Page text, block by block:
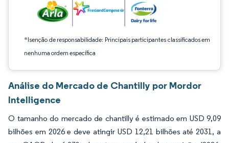
*Isenção de responsabilidade: Principais participantes classificados em
nenhuma ordem específica
Análise do Mercado de Chantilly por Mordor
Intelligence
O tamanho do mercado de chantilly é estimado em USD 9,09
bilhões em 2026 e deve atingir USD 12,21 bilhões até 2031, a